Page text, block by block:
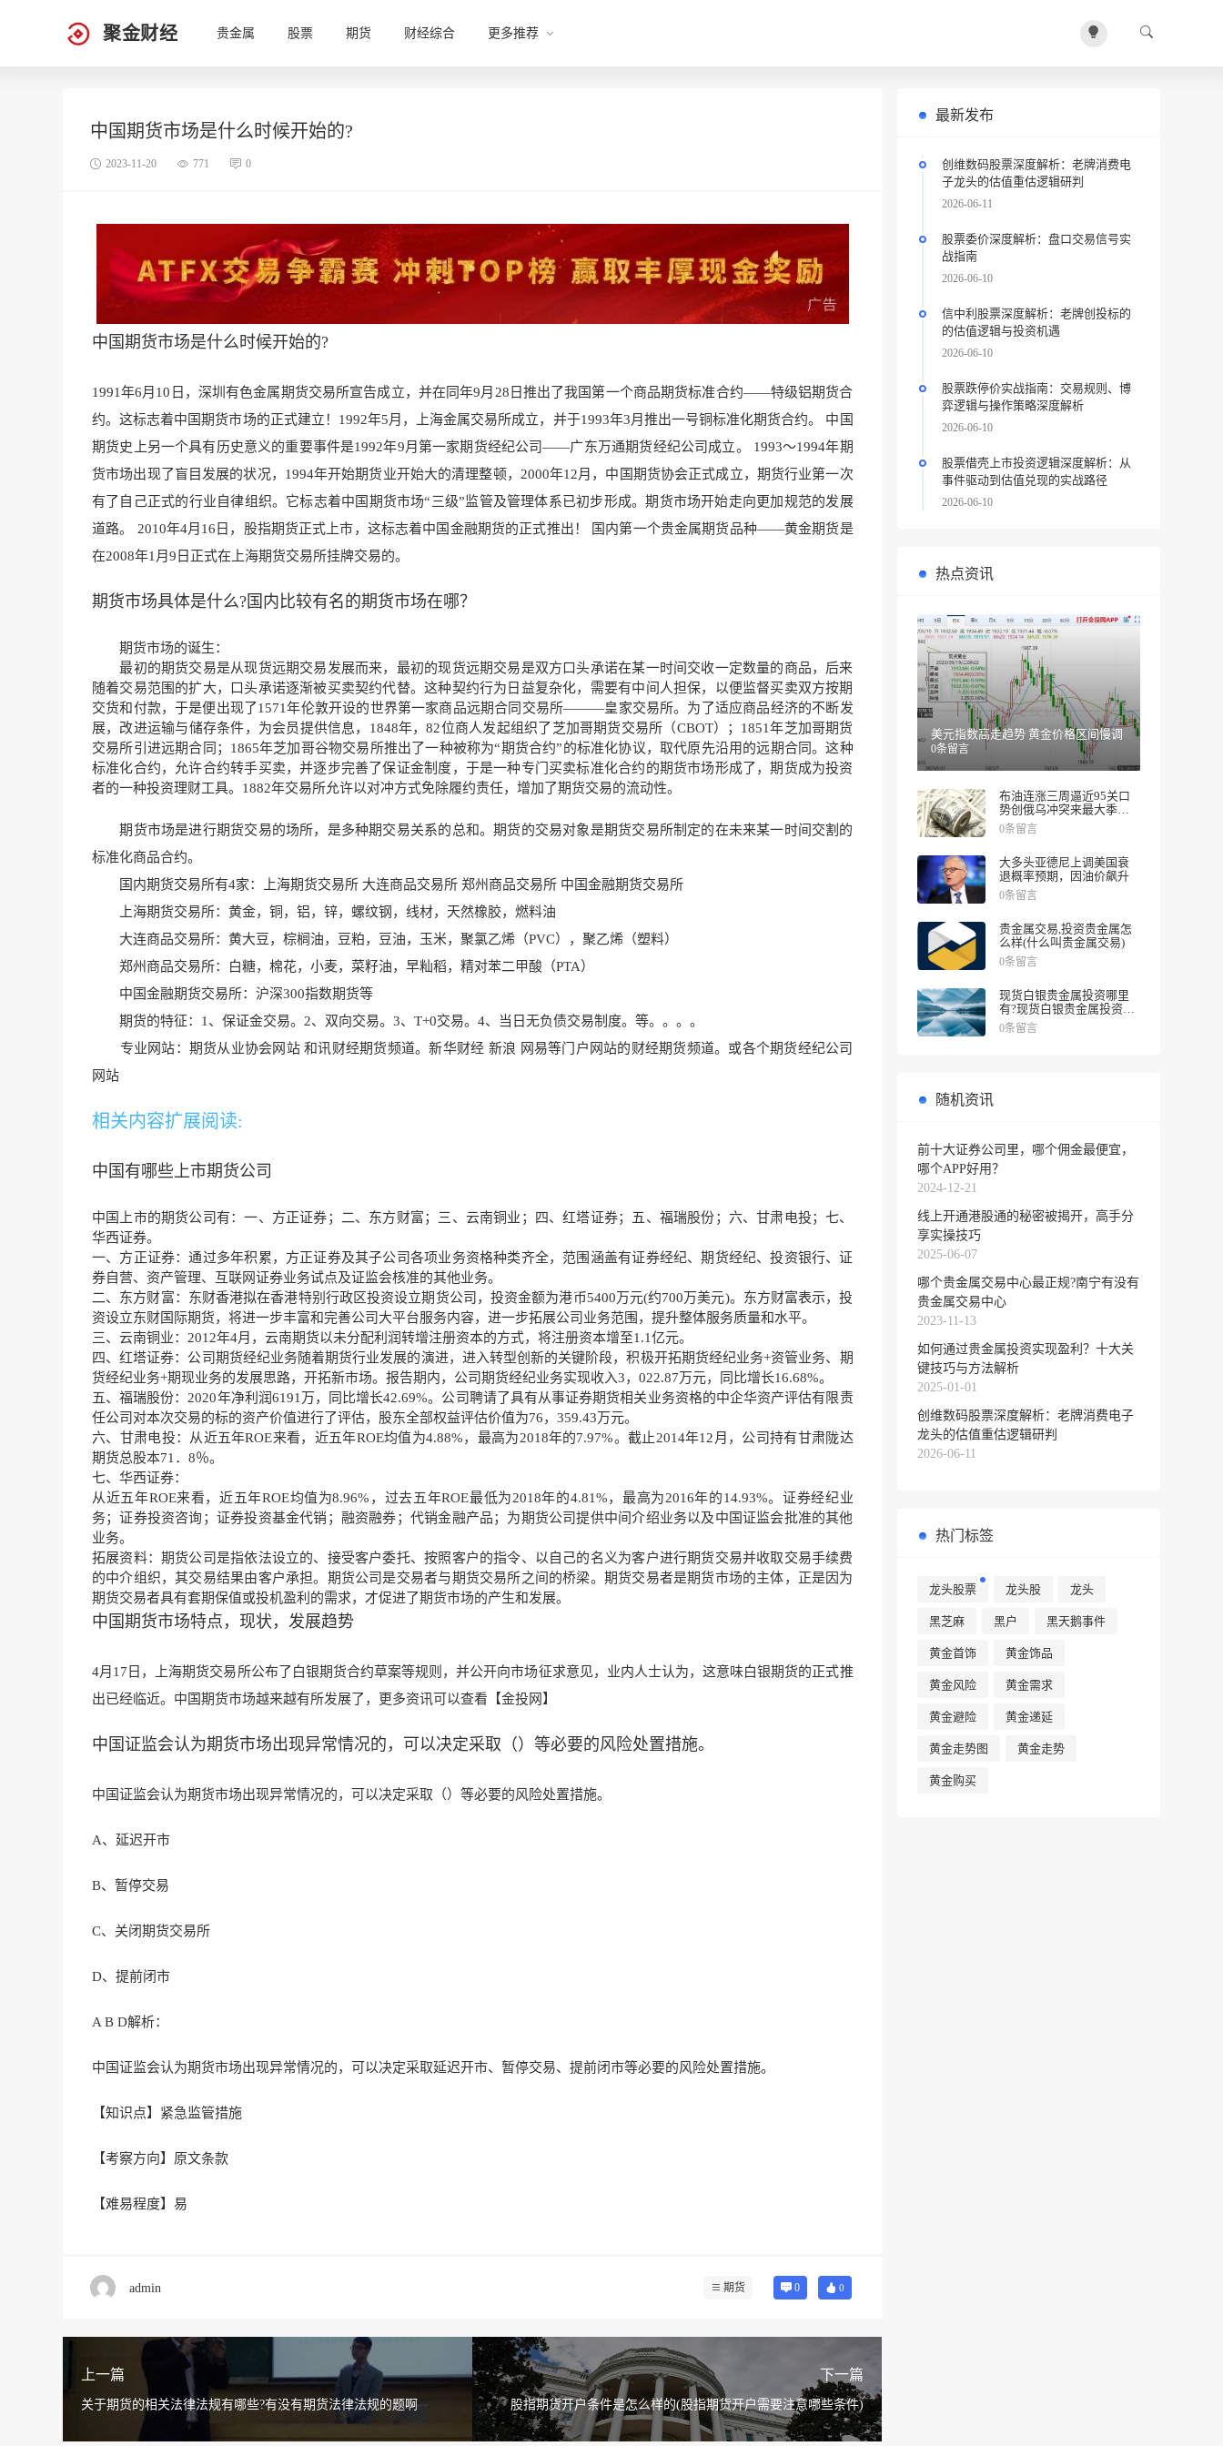
聚金财经 贵金属 股票 期货 财经综合 更多推荐
中国期货市场是什么时候开始的?
2023-11-20 771 0
中国期货市场是什么时候开始的?
1991年6月10日，深圳有色金属期货交易所宣告成立，并在同年9月28日推出了我国第一个商品期货标准合约——特级铝期货合
约。这标志着中国期货市场的正式建立！1992年5月，上海金属交易所成立，并于1993年3月推出一号铜标准化期货合约。 中国
期货史上另一个具有历史意义的重要事件是1992年9月第一家期货经纪公司——广东万通期货经纪公司成立。 1993～1994年期
货市场出现了盲目发展的状况，1994年开始期货业开始大的清理整顿，2000年12月，中国期货协会正式成立，期货行业第一次
有了自己正式的行业自律组织。它标志着中国期货市场“三级”监管及管理体系已初步形成。期货市场开始走向更加规范的发展
道路。 2010年4月16日，股指期货正式上市，这标志着中国金融期货的正式推出！ 国内第一个贵金属期货品种——黄金期货是
在2008年1月9日正式在上海期货交易所挂牌交易的。
期货市场具体是什么?国内比较有名的期货市场在哪？
期货市场的诞生：
最初的期货交易是从现货远期交易发展而来，最初的现货远期交易是双方口头承诺在某一时间交收一定数量的商品，后来
随着交易范围的扩大，口头承诺逐渐被买卖契约代替。这种契约行为日益复杂化，需要有中间人担保，以便监督买卖双方按期
交货和付款，于是便出现了1571年伦敦开设的世界第一家商品远期合同交易所———皇家交易所。为了适应商品经济的不断发
展，改进运输与储存条件，为会员提供信息，1848年，82位商人发起组织了芝加哥期货交易所（CBOT）；1851年芝加哥期货
交易所引进远期合同；1865年芝加哥谷物交易所推出了一种被称为“期货合约”的标准化协议，取代原先沿用的远期合同。这种
标准化合约，允许合约转手买卖，并逐步完善了保证金制度，于是一种专门买卖标准化合约的期货市场形成了，期货成为投资
者的一种投资理财工具。1882年交易所允许以对冲方式免除履约责任，增加了期货交易的流动性。
期货市场是进行期货交易的场所，是多种期交易关系的总和。期货的交易对象是期货交易所制定的在未来某一时间交割的
标准化商品合约。
国内期货交易所有4家：上海期货交易所 大连商品交易所 郑州商品交易所 中国金融期货交易所
上海期货交易所：黄金，铜，铝，锌，螺纹钢，线材，天然橡胶，燃料油
大连商品交易所：黄大豆，棕榈油，豆粕，豆油，玉米，聚氯乙烯（PVC），聚乙烯（塑料）
郑州商品交易所：白糖，棉花，小麦，菜籽油，早籼稻，精对苯二甲酸（PTA）
中国金融期货交易所：沪深300指数期货等
期货的特征：1、保证金交易。2、双向交易。3、T+0交易。4、当日无负债交易制度。等。。。。
专业网站：期货从业协会网站 和讯财经期货频道。新华财经 新浪 网易等门户网站的财经期货频道。或各个期货经纪公司
网站
相关内容扩展阅读:
中国有哪些上市期货公司
中国上市的期货公司有：一、方正证券；二、东方财富；三、云南铜业；四、红塔证券；五、福瑞股份；六、甘肃电投；七、
华西证券。
一、方正证券：通过多年积累，方正证券及其子公司各项业务资格种类齐全，范围涵盖有证券经纪、期货经纪、投资银行、证
券自营、资产管理、互联网证券业务试点及证监会核准的其他业务。
二、东方财富：东财香港拟在香港特别行政区投资设立期货公司，投资金额为港币5400万元(约700万美元)。东方财富表示，投
资设立东财国际期货，将进一步丰富和完善公司大平台服务内容，进一步拓展公司业务范围，提升整体服务质量和水平。
三、云南铜业：2012年4月，云南期货以未分配利润转增注册资本的方式，将注册资本增至1.1亿元。
四、红塔证券：公司期货经纪业务随着期货行业发展的演进，进入转型创新的关键阶段，积极开拓期货经纪业务+资管业务、期
货经纪业务+期现业务的发展思路，开拓新市场。报告期内，公司期货经纪业务实现收入3，022.87万元，同比增长16.68%。
五、福瑞股份：2020年净利润6191万，同比增长42.69%。公司聘请了具有从事证券期货相关业务资格的中企华资产评估有限责
任公司对本次交易的标的资产价值进行了评估，股东全部权益评估价值为76，359.43万元。
六、甘肃电投：从近五年ROE来看，近五年ROE均值为4.88%，最高为2018年的7.97%。截止2014年12月，公司持有甘肃陇达
期货总股本71．8％。
七、华西证券：
从近五年ROE来看，近五年ROE均值为8.96%，过去五年ROE最低为2018年的4.81%，最高为2016年的14.93%。证券经纪业
务；证券投资咨询；证券投资基金代销；融资融券；代销金融产品；为期货公司提供中间介绍业务以及中国证监会批准的其他
业务。
拓展资料：期货公司是指依法设立的、接受客户委托、按照客户的指令、以自己的名义为客户进行期货交易并收取交易手续费
的中介组织，其交易结果由客户承担。期货公司是交易者与期货交易所之间的桥梁。期货交易者是期货市场的主体，正是因为
期货交易者具有套期保值或投机盈利的需求，才促进了期货市场的产生和发展。
中国期货市场特点，现状，发展趋势
4月17日，上海期货交易所公布了白银期货合约草案等规则 ，并公开向市场征求意见， 业内人士认为，这意味白银期货的正式推
出已经临近。中国期货市场越来越有所发展了，更多资讯可以查看【金投网】
中国证监会认为期货市场出现异常情况的，可以决定采取（）等必要的风险处置措施。
中国证监会认为期货市场出现异常情况的，可以决定采取（）等必要的风险处置措施。
A、延迟开市
B、暂停交易
C、关闭期货交易所
D、提前闭市
A B D解析：
中国证监会认为期货市场出现异常情况的，可以决定采取延迟开市、暂停交易、提前闭市等必要的风险处置措施。
【知识点】紧急监管措施
【考察方向】原文条款
【难易程度】易
admin 期货 0 0
上一篇
关于期货的相关法律法规有哪些?有没有期货法律法规的题啊
下一篇
股指期货开户条件是怎么样的(股指期货开户需要注意哪些条件)
最新发布
创维数码股票深度解析：老牌消费电
子龙头的估值重估逻辑研判
2026-06-11
股票委价深度解析：盘口交易信号实
战指南
2026-06-10
信中利股票深度解析：老牌创投标的
的估值逻辑与投资机遇
2026-06-10
股票跌停价实战指南：交易规则、博
弈逻辑与操作策略深度解析
2026-06-10
股票借壳上市投资逻辑深度解析：从
事件驱动到估值兑现的实战路径
2026-06-10
热点资讯
美元指数高走趋势 黄金价格区间慢调
0条留言
布油连涨三周逼近95关口
势创俄乌冲突来最大季度
涨幅
0条留言
大多头亚德尼上调美国衰
退概率预期，因油价飙升
0条留言
贵金属交易,投资贵金属怎
么样(什么叫贵金属交易)
0条留言
现货白银贵金属投资哪里
有?现货白银贵金属投资被
诱导投资亏损
0条留言
随机资讯
前十大证券公司里，哪个佣金最便宜，
哪个APP好用？
2024-12-21
线上开通港股通的秘密被揭开，高手分
享实操技巧
2025-06-07
哪个贵金属交易中心最正规?南宁有没有
贵金属交易中心
2023-11-13
如何通过贵金属投资实现盈利？十大关
键技巧与方法解析
2025-01-01
创维数码股票深度解析：老牌消费电子
龙头的估值重估逻辑研判
2026-06-11
热门标签
龙头股票 龙头股 龙头
黑芝麻 黑户 黑天鹅事件
黄金首饰 黄金饰品
黄金风险 黄金需求
黄金避险 黄金递延
黄金走势图 黄金走势
黄金购买